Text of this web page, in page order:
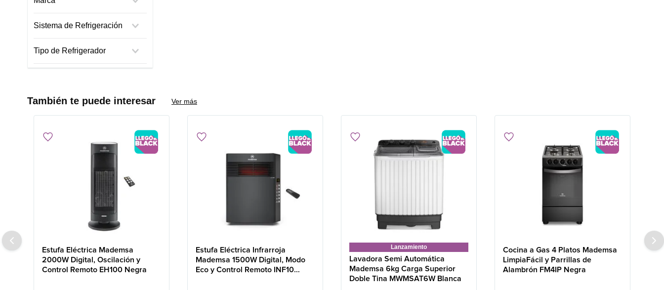
Sistema de Refrigeración
Tipo de Refrigerador
Side By Side
También te puede interesar Ver más
Estufa Eléctrica Mademsa
2000W Digital, Oscilación y
Control Remoto EH100 Negra
Estufa Eléctrica Infrarroja
Mademsa 1500W Digital, Modo
Eco y Control Remoto INF10
Lanzamiento
Lavadora Semi Automática
Mademsa 6kg Carga Superior
Doble Tina MWMSAT6W Blanca
Cocina a Gas 4 Platos Mademsa
LimpiaFácil y Parrillas de
Alambrón FM4IP Negra